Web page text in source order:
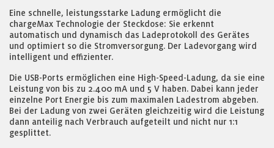
Eine schnelle, leistungsstarke Ladung ermöglicht die
chargeMax Technologie der Steckdose: Sie erkennt
automatisch und dynamisch das Ladeprotokoll des Gerätes
und optimiert so die Stromversorgung. Der Ladevorgang wird
intelligent und effizienter.
Die USB-Ports ermöglichen eine High-Speed-Ladung, da sie eine
Leistung von bis zu 2.400 mA und 5 V haben. Dabei kann jeder
einzelne Port Energie bis zum maximalen Ladestrom abgeben.
Bei der Ladung von zwei Geräten gleichzeitig wird die Leistung
dann anteilig nach Verbrauch aufgeteilt und nicht nur 1:1
gesplittet.